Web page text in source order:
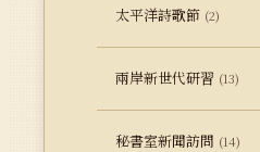
太平洋詩歌節 (2)
兩岸新世代研習 (13)
秘書室新聞訪問 (14)